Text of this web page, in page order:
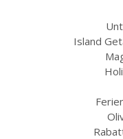
Island